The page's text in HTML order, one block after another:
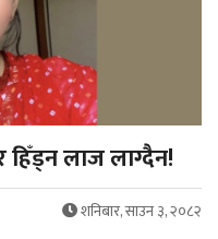
लाज लाग्दैन!
शनिबार, साउन ३, २०८२